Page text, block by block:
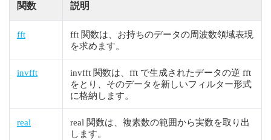
関数 説明
fft
fft 関数は、お持ちのデータの周波数領域表現
を求めます。
invfft
invfft 関数は、fft で生成されたデータの逆 fft
をとり、そのデータを新しいフィルター形式
に格納します。
real
real 関数は、複素数の範囲から実数を取り出
します。